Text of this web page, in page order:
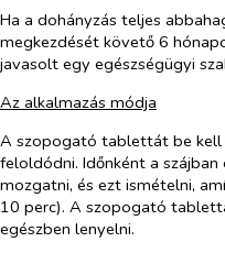
Ha a dohányzás teljes
megkezdését követő 6
javasolt egy egészségügyi
Az alkalmazás módja
A szopogató tablettát be kell
feloldódni. Időnként a
mozgatni, és ezt ismételni,
10 perc). A szopogató
egészben lenyelni.